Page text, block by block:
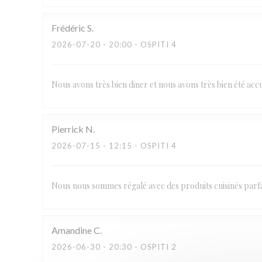
Frédéric S
2026-07-20 - 20:00 - OSPITI 4
Nous avons très bien diner et nous avons très bien été
Pierrick N
2026-07-15 - 12:15 - OSPITI 4
Nous nous sommes régalé avec des produits cuisinés
AmandineC
2026-06-30 - 20:30 - OSPITI 2